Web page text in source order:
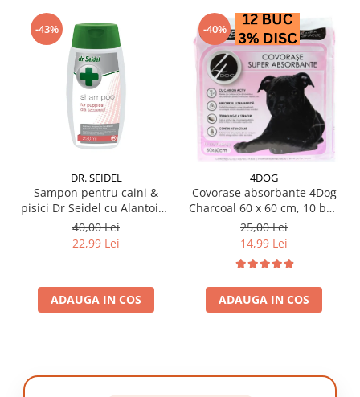
-43%
DR. SEIDEL
Sampon pentru caini &
pisici Dr Seidel cu Alantoina
220 ml
40,00 Lei
22,99 Lei
ADAUGA IN COS
-40%
4DOG
Covorase absorbante 4Dog
Charcoal 60 x 60 cm, 10 buc
/ pachet
25,00 Lei
14,99 Lei
ADAUGA IN COS